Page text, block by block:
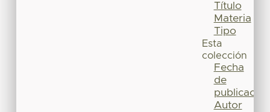
Título
Materia
Tipo
Esta
colección
Fecha
de
publicación
Autor